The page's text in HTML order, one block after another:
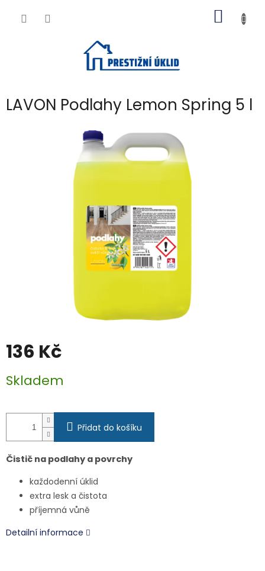
KOŠÍK
LAVON Podlahy Lemon Spring 5 l
136 Kč
cena:
Skladem
Přidat do košíku
Čistič na podlahy a povrchy
každodenní úklid
extra lesk a čistota
příjemná vůně
Detailní informace